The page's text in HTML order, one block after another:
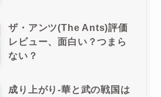
ザ・アンツ(The Ants)評価
レビュー、面白い？つまら
ない？
成り上がり-華と武の戦国は